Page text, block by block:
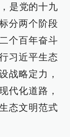
是党的十九
分两个阶段
个百年奋斗
习近平生态
战略定力，
代化道路，
态文明范式